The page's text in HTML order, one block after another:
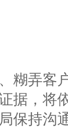
糊弄客
据，将
保持沟